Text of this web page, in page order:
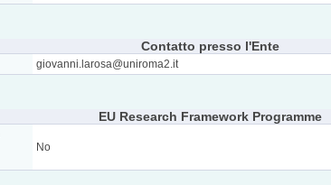
Contatto presso l'Ente
giovanni.larosa@uniroma2.it
EU Research Framework Programme
No